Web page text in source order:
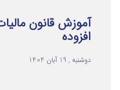
آموزش قانون
افزوده
دوشنبه , 19 آبان 1404